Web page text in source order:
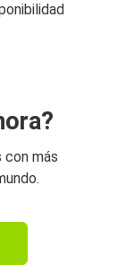
con más